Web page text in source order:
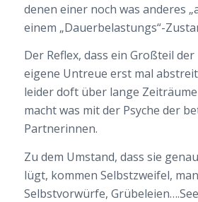
denen einer noch was anderes
einem „Dauerbelastungs“-
Der Reflex, dass ein Großteil
eigene Untreue erst mal
leider doft über lange
macht was mit der Psyche der
Partnerinnen.
Zu dem Umstand, dass sie
lügt, kommen Selbstzweifel,
Selbstvorwürfe,